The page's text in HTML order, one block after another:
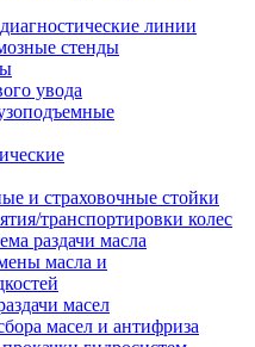
линии
стенды
увода
и страховочные стойки
транспортировки колес
раздачи масла
масла и
масел
масел и антифриза